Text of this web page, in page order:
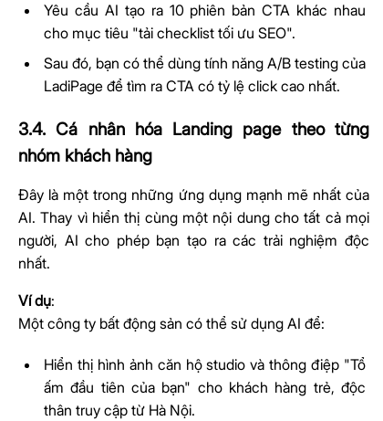
Yêu cầu AI tạo ra 10 phiên bản CTA khác nhau
cho mục tiêu "tải checklist tối ưu SEO".
Sau đó, bạn có thể dùng tính năng A/B testing của
LadiPage để tìm ra CTA có tỷ lệ click cao nhất.
3.4. Cá nhân hóa Landing page theo từng
nhóm khách hàng
Đây là một trong những ứng dụng mạnh mẽ nhất của
AI. Thay vì hiển thị cùng một nội dung cho tất cả mọi
người, AI cho phép bạn tạo ra các trải nghiệm độc
nhất.
Ví dụ:
Một công ty bất động sản có thể sử dụng AI để:
Hiển thị hình ảnh căn hộ studio và thông điệp "Tổ
ấm đầu tiên của bạn" cho khách hàng trẻ, độc
thân truy cập từ Hà Nội.